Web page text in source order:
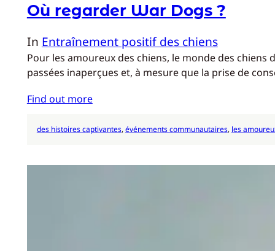
Où regarder War Dogs ?
In Entraînement positif des chiens
Pour les amoureux des chiens, le monde des
passées inaperçues et, à mesure que la prise de
Find out more
des histoires captivantes, événements communautaires, les